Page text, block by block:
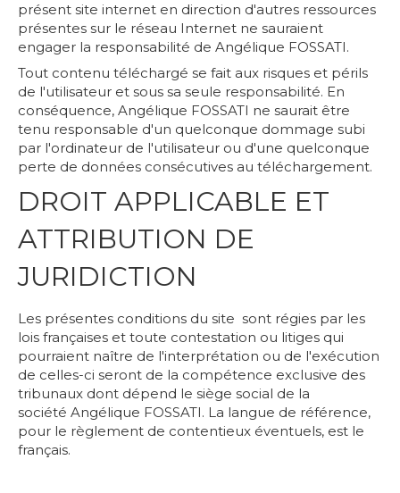
présent site internet en direction d'autres ressources
présentes sur le réseau Internet ne sauraient
engager la responsabilité de Angélique FOSSATI.
Tout contenu téléchargé se fait aux risques et périls
de l'utilisateur et sous sa seule responsabilité. En
conséquence, Angélique FOSSATI ne saurait être
tenu responsable d'un quelconque dommage subi
par l'ordinateur de l'utilisateur ou d'une quelconque
perte de données consécutives au téléchargement.
DROIT APPLICABLE ET
ATTRIBUTION DE
JURIDICTION
Les présentes conditions du site sont régies par les
lois françaises et toute contestation ou litiges qui
pourraient naître de l'interprétation ou de l'exécution
de celles-ci seront de la compétence exclusive des
tribunaux dont dépend le siège social de la
société Angélique FOSSATI. La langue de référence,
pour le règlement de contentieux éventuels, est le
français.